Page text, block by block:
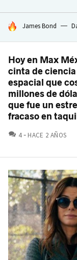
HOY SE HABLA DE
James Bond
Hoy en Max
cinta de
espacial que
millones de
que fue un
fracaso en
4 COMENTARIOS
HACE 2 AÑOS